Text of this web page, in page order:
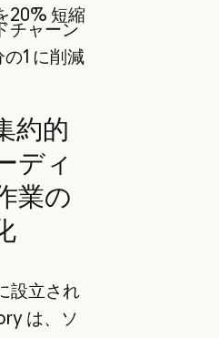
20% 短縮
チャーン
の1 に削減
約的
ディ
業の
設立され
は、ソ